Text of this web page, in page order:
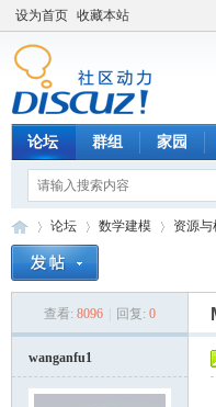
设为首页 收藏本站
论坛 群组 家园
论坛
›
数学建模
›
资源与
查看: 8096 回复: 0
wanganfu1